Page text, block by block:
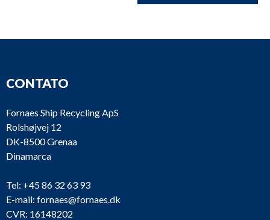
CONTATO
Fornaes Ship Recycling ApS
Rolshøjvej 12
DK-8500 Grenaa
Dinamarca
Tel: +45 86 32 63 93
E-mail: fornaes@fornaes.dk
CVR: 16148202